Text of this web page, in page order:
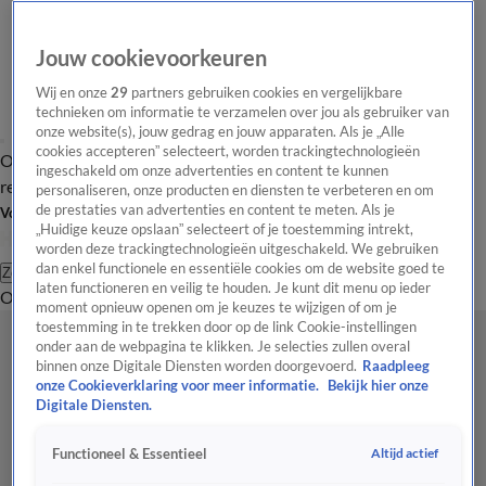
Overzicht Laatste nieuws Regionieuws Het beste van Hart
Tip de
redactie
Volg Hart van Nederland
Zoeken
OverzichtRegioUitzendingenWeerTip de redactiePanelVideo's
Jouw cookievoorkeuren
Wij en onze29 partners gebruiken cookies en vergelijkbare
technieken om informatie te verzamelen over jou als gebruiker van
onze website(s), jouw gedrag en jouw apparaten. Als je „Alle
cookies accepteren” selecteert, worden trackingtechnologieën
ingeschakeld om onze advertenties en content te kunnen
personaliseren, onze producten en diensten te verbeteren en om
de prestaties van advertenties en content te meten. Als je
„Huidige keuze opslaan” selecteert of je toestemming intrekt,
worden deze trackingtechnologieën uitgeschakeld. We gebruiken
dan enkel functionele en essentiële cookies om de website goed te
laten functioneren en veilig te houden. Je kunt dit menu op ieder
moment opnieuw openen om je keuzes te wijzigen of om je
toestemming in te trekken door op de link Cookie-instellingen
onder aan de webpagina te klikken. Je selecties zullen overal
binnen onze Digitale Diensten worden doorgevoerd. Raadpleeg
onze Cookieverklaring voor meer informatie.
Bekijk hier onze
Digitale Diensten.
Functioneel & Essentieel Altijd actief